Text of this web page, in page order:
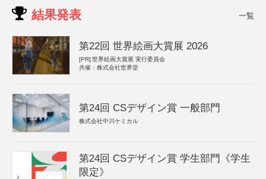
結果発表 一覧
第22回 世界絵画大賞展 2026
[PR] 世界絵画大賞展 実行委員会
共催：株式会社世界堂
第24回 CSデザイン賞 一般部門
株式会社中川ケミカル
第24回 CSデザイン賞 学生部門《学生
限定》